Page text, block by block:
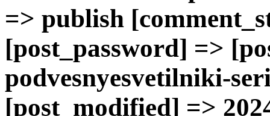
=> publish
[post_password] =>
podvesnyesvetilniki-
[post_modified] =>